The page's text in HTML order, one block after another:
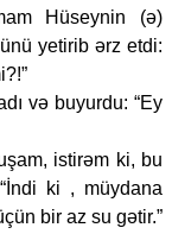
Hüseynin (ə)
yetirib ərz etdi:
və buyurdu: “Ey
istirəm ki, bu
ki , müydana
bir az su gətir.”